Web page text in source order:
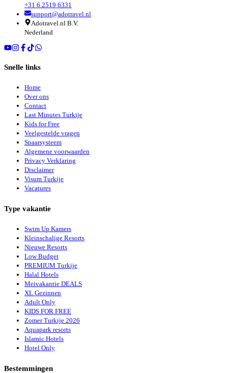
+31 6 2519 6331
support@adotravel.nl
Adotravel.nl B.V.
Nederland
Snelle links
Home
Over ons
Contact
Last Minutes Turkije
Kids for Free
Veelgestelde vragen
Spaarsysteem
Algemene voorwaarden
Privacy Verklaring
Disclaimer
Visum Turkije
Vacatures
Type vakantie
Swim Up Kamers
Kleinschalige Resorts
Nieuwe Resorts
Low Budget
PREMIUM Turkije
Halal Hotels
Meivakantie DEALS
XL Gezinnen
Adult Only
KIDS FOR FREE
Zomer Turkije 2026
Aquapark resorts
Islamic Hotels
Hotel Only
Bestemmingen